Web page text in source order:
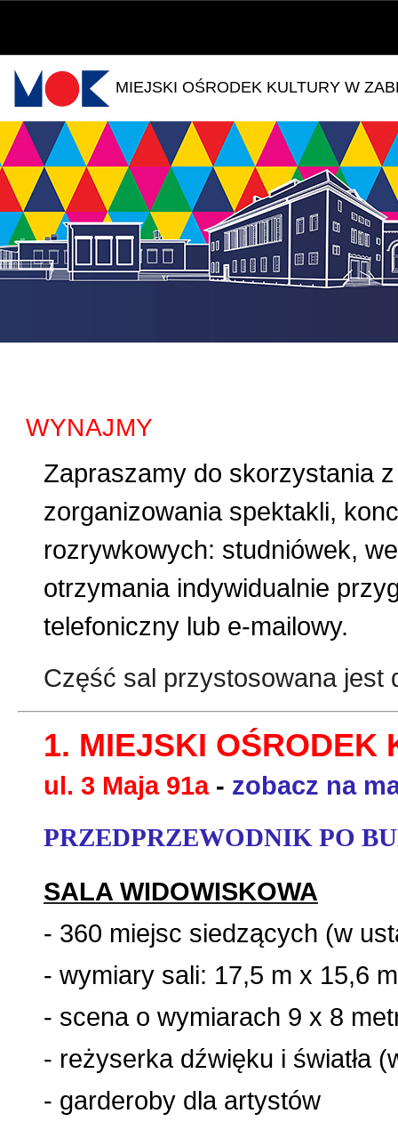
MIEJSKI OŚRODEK KULTURY W
WYNAJMY
Zapraszamy do skorzystania
zorganizowania spektakli,
rozrywkowych: studniówek,
otrzymania indywidualnie
telefoniczny lub e-mailowy.
Część sal przystosowana jest
1. MIEJSKI OŚRODEK
ul. 3 Maja 91a- zobacz na
PRZEDPRZEWODNIK PO
SALA WIDOWISKOWA
- 360 miejsc siedzących (w
- wymiary sali: 17,5 m x 15,6 m
- scena o wymiarach 9 x 8
- reżyserka dźwięku i światła
- garderoby dla artystów